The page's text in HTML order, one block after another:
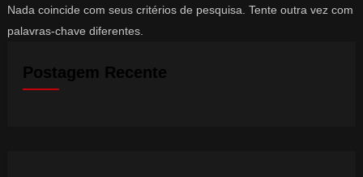
Nada coincide com seus critérios de pesquisa. Tente outra vez com
palavras-chave diferentes.
Postagem Recente